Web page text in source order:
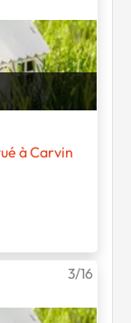
à Carvin
3/16